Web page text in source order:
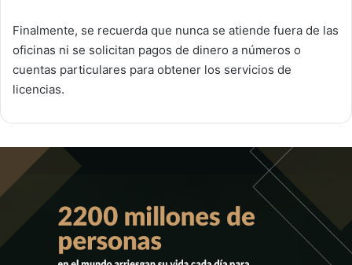
Finalmente, se recuerda que nunca se atiende fuera de las
oficinas ni se solicitan pagos de dinero a números o
cuentas particulares para obtener los servicios de
licencias.